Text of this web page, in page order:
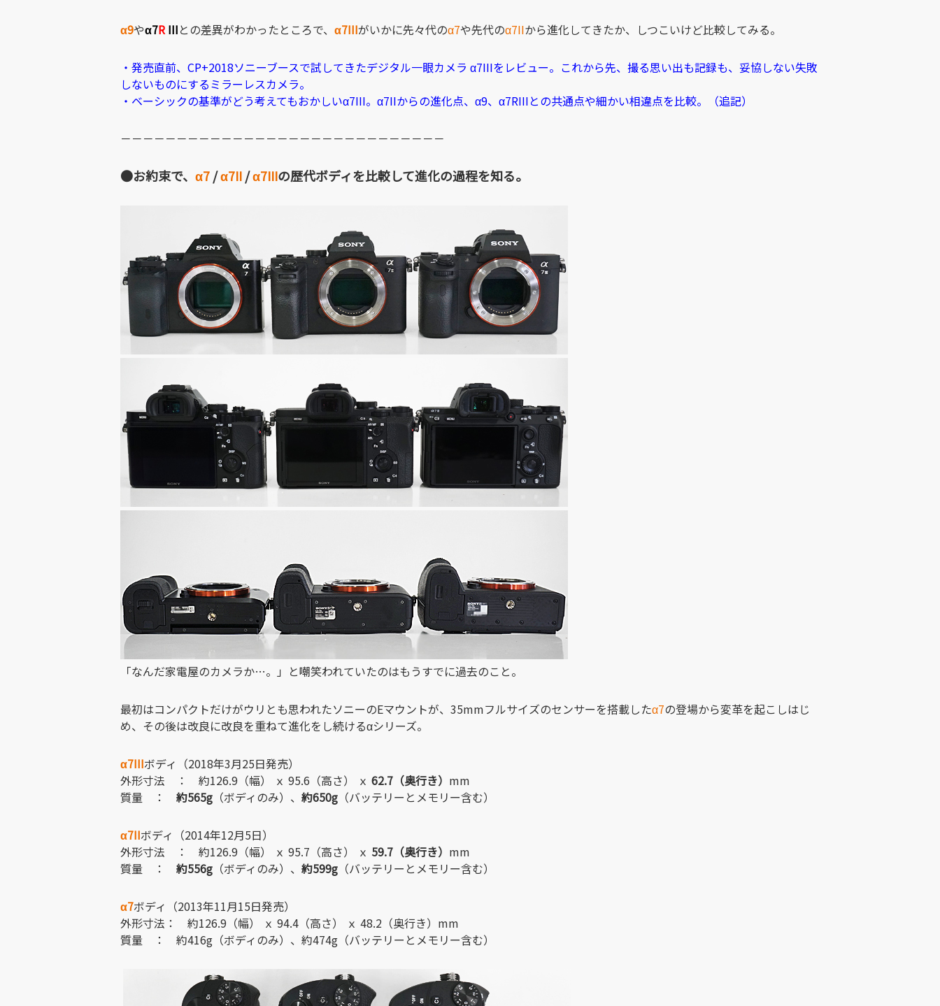
α9やα7R IIIとの差異がわかったところで、 α7IIIがいかに先々代のα7や先代のα7IIから進化してきたか、しつこいけど比較してみる。
・発売直前、CP+2018ソニーブースで試してきたデジタル一眼カメラ α7IIIをレビュー。これから先、撮る思い出も記録も、妥協しない失敗
しないものにするミラーレスカメラ。
・ベーシックの基準がどう考えてもおかしいα7III。α7IIからの進化点、α9、α7RIIIとの共通点や細かい相違点を比較。（追記）
－－－－－－－－－－－－－－－－－－－－－－－－－－－－－
●お約束で、 α7/α7II/α7IIIの歴代ボディを比較して進化の過程を知る。
「なんだ家電屋のカメラか…。」と嘲笑われていたのはもうすでに過去のこと。
最初はコンパクトだけがウリとも思われたソニーのEマウントが、35mmフルサイズのセンサーを搭載したα7の登場から変革を起こしはじ
め、その後は改良に改良を重ねて進化をし続けるαシリーズ。
α7IIIボディ（2018年3月25日発売）
外形寸法 ： 約126.9（幅） ｘ 95.6（高さ） ｘ 62.7（奥行き） mm
質量 ： 約565g （ボディのみ）、 約650g （バッテリーとメモリー含む）
α7IIボディ（2014年12月5日）
外形寸法 ： 約126.9（幅） ｘ 95.7（高さ） ｘ 59.7（奥行き） mm
質量 ： 約556g （ボディのみ）、 約599g （バッテリーとメモリー含む）
α7ボディ（2013年11月15日発売）
外形寸法： 約126.9（幅） ｘ 94.4（高さ） ｘ 48.2（奥行き）mm
質量 ： 約416g（ボディのみ）、約474g（バッテリーとメモリー含む）